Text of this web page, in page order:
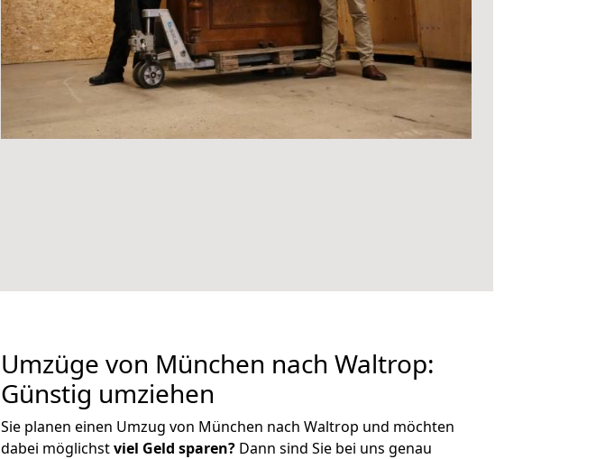
Umzüge von München nach Waltrop:
Günstig umziehen
Sie planen einen Umzug von München nach Waltrop und möchten
dabei möglichstviel Geld sparen? Dann sind Sie bei uns genau